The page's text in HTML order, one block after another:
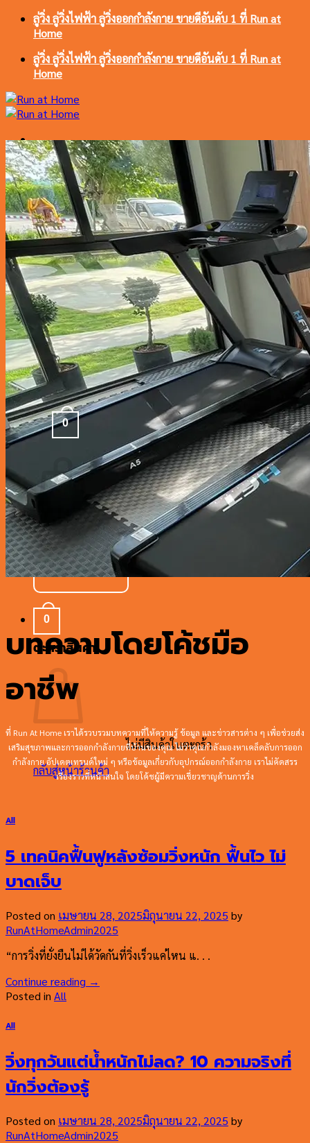
ข้าม
เนื้อหา
ลู่วิ่ง ลู่วิ่งไฟฟ้า ลู่วิ่งออกกำลังกาย ขายดีอันดับ 1 ที่ Run at
Home
ลู่วิ่ง ลู่วิ่งไฟฟ้า ลู่วิ่งออกกำลังกาย ขายดีอันดับ 1 ที่ Run at
Home
ค้นหา:
หน้าแรก
สินค้าของเรา
สำหรับใช้ในบ้าน ( Home Use )
สำหรับโครงการ ( Semi-Commercial )
เกรดฟิตเนส ( Full- Commercial )
ลู่วิ่งไม่ใช้ไฟฟ้า ( Non-Motor )
เครื่องเดินบันได ( Stair Master )
รับประกันสินค้า
ใบเสนอราคา
ติดต่อเรา
บทความ
0฿ 0
ไม่มีสินค้าในตะกร้า
กลับสู่หน้าร้านค้า
0
ตะกร้าสินค้า
ไม่มีสินค้าในตะกร้า
กลับสู่หน้าร้านค้า
บทความโดยโค้ชมือ
อาชีพ
ที่ Run At Home เราได้รวบรวมบทความที่ให้ความรู้ ข้อมูล และข่าวสารต่าง ๆ เพื่อช่วยส่ง
เสริมสุขภาพและการออกกำลังกายที่บ้านของคุณ ไม่ว่าคุณกำลังมองหาเคล็ดลับการออก
กำลังกาย อัปเดตเทรนด์ใหม่ ๆ หรือข้อมูลเกี่ยวกับอุปกรณ์ออกกำลังกาย เราไม่คัดสรร
เรื่องราวที่หน้าสนใจ โดยโค้ชผู้มีความเชี่ยวชาญด้านการวิ่ง
All
5 เทคนิคฟื้นฟูหลังซ้อมวิ่งหนัก ฟื้นไว ไม่
บาดเจ็บ
Posted on เมษายน 28, 2025มิถุนายน 22, 2025 by
RunAtHomeAdmin2025
“การวิ่งที่ยั่งยืนไม่ได้วัดกันที่วิ่งเร็วแค่ไหน แ. . .
Continue reading →
Posted in All
All
วิ่งทุกวันแต่น้ำหนักไม่ลด? 10 ความจริงที่
นักวิ่งต้องรู้
Posted on เมษายน 28, 2025มิถุนายน 22, 2025 by
RunAtHomeAdmin2025